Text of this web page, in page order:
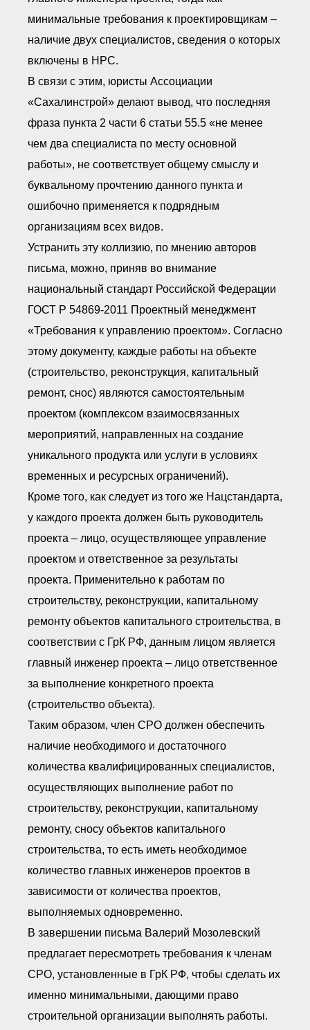
минимальные требования к проектировщикам –
наличие двух специалистов, сведения о которых
включены в НРС.
В связи с этим, юристы Ассоциации
«Сахалинстрой» делают вывод, что последняя
фраза пункта 2 части 6 статьи 55.5 «не менее
чем два специалиста по месту основной
работы», не соответствует общему смыслу и
буквальному прочтению данного пункта и
ошибочно применяется к подрядным
организациям всех видов.
Устранить эту коллизию, по мнению авторов
письма, можно, приняв во внимание
национальный стандарт Российской Федерации
ГОСТ Р 54869-2011 Проектный менеджмент
«Требования к управлению проектом». Согласно
этому документу, каждые работы на объекте
(строительство, реконструкция, капитальный
ремонт, снос) являются самостоятельным
проектом (комплексом взаимосвязанных
мероприятий, направленных на создание
уникального продукта или услуги в условиях
временных и ресурсных ограничений).
Кроме того, как следует из того же Нацстандарта,
у каждого проекта должен быть руководитель
проекта – лицо, осуществляющее управление
проектом и ответственное за результаты
проекта. Применительно к работам по
строительству, реконструкции, капитальному
ремонту объектов капитального строительства, в
соответствии с ГрК РФ, данным лицом является
главный инженер проекта – лицо ответственное
за выполнение конкретного проекта
(строительство объекта).
Таким образом, член СРО должен обеспечить
наличие необходимого и достаточного
количества квалифицированных специалистов,
осуществляющих выполнение работ по
строительству, реконструкции, капитальному
ремонту, сносу объектов капитального
строительства, то есть иметь необходимое
количество главных инженеров проектов в
зависимости от количества проектов,
выполняемых одновременно.
В завершении письма Валерий Мозолевский
предлагает пересмотреть требования к членам
СРО, установленные в ГрК РФ, чтобы сделать их
именно минимальными, дающими право
строительной организации выполнять работы.